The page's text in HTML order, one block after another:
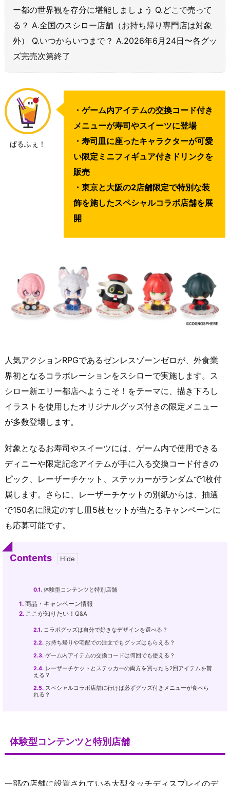
ー都の世界観を存分に堪能しましょう Q.どこで売って
る？ A.全国のスシロー店舗（お持ち帰り専門店は対象
外） Q.いつからいつまで？ A.2026年6月24日〜各グッ
ズ完売次第終了
ぱるふぇ！
・ゲーム内アイテムの交換コード付き
メニューが寿司やスイーツに登場
・寿司皿に座ったキャラクターが可愛
い限定ミニフィギュア付きドリンクを
販売
・東京と大阪の2店舗限定で特別な装
飾を施したスペシャルコラボ店舗を展
開
人気アクションRPGであるゼンレスゾーンゼロが、外食業
界初となるコラボレーションをスシローで実施します。ス
シロー新エリー都店へようこそ！をテーマに、描き下ろし
イラストを使用したオリジナルグッズ付きの限定メニュー
が多数登場します。
対象となるお寿司やスイーツには、ゲーム内で使用できる
ディニーや限定記念アイテムが手に入る交換コード付きの
ピック、レーザーチケット、ステッカーがランダムで1枚付
属します。さらに、レーザーチケットの別紙からは、抽選
で150名に限定のすし皿5枚セットが当たるキャンペーンに
も応募可能です。
Contents
0.1. 体験型コンテンツと特別店舗
1. 商品・キャンペーン情報
2. ここが知りたい！Q&A
2.1. コラボグッズは自分で好きなデザインを選べる？
2.2. お持ち帰りや宅配での注文でもグッズはもらえる？
2.3. ゲーム内アイテムの交換コードは何回でも使える？
2.4. レーザーチケットとステッカーの両方を買ったら2回アイテムを貰
える？
2.5. スペシャルコラボ店舗に行けば必ずグッズ付きメニューが食べら
れる？
体験型コンテンツと特別店舗
一部の店舗に設置されている大型タッチディスプレイのデ